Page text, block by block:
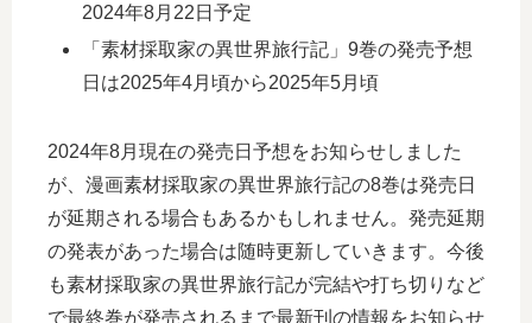
2024年8月22日予定
「素材採取家の異世界旅行記」9巻の発売予想
日は2025年4月頃から2025年5月頃
2024年8月現在の発売日予想をお知らせしました
が、漫画素材採取家の異世界旅行記の8巻は発売日
が延期される場合もあるかもしれません。発売延期
の発表があった場合は随時更新していきます。今後
も素材採取家の異世界旅行記が完結や打ち切りなど
で最終巻が発売されるまで最新刊の情報をお知らせ